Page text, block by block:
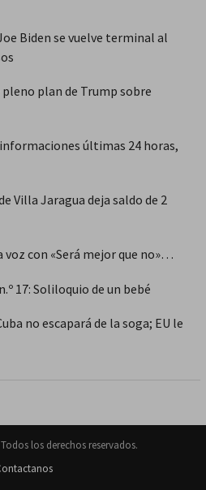
Biden se vuelve terminal al
plan de Trump sobre
últimas 24 horas,
Villa Jaragua deja saldo de 2
voz con «Será mejor que no»…
17: Soliloquio de un bebé
no escapará de la soga; EU le
los derechos reservados.